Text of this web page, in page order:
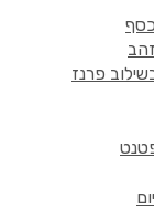
פרנז